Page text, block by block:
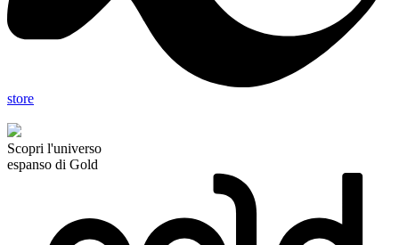
store
Scopri l'universo
espanso di Gold